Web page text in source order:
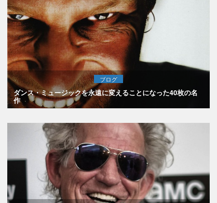
ブログ
ダンス・ミュージックを永遠に変えることになった40枚の名
作